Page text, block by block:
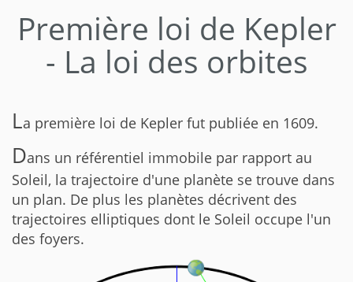
Première loi de Kepler
- La loi des orbites
La première loi de Kepler fut publiée en 1609.
Dans un référentiel immobile par rapport au
Soleil, la trajectoire d'une planète se trouve dans
un plan. De plus les planètes décrivent des
trajectoires elliptiques dont le Soleil occupe l'un
des foyers.